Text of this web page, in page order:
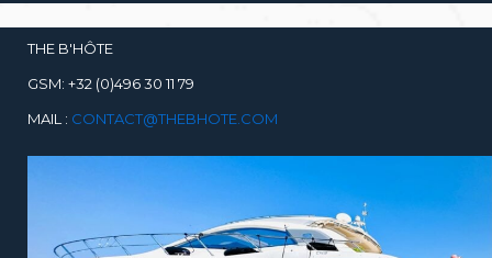
THE B'HÔTE
GSM: +32 (0)496 30 11 79
MAIL : CONTACT@THEBHOTE.COM